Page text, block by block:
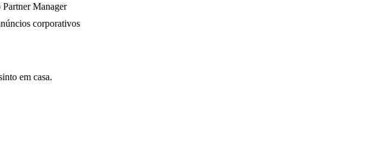
Manager
corporativos
em casa.